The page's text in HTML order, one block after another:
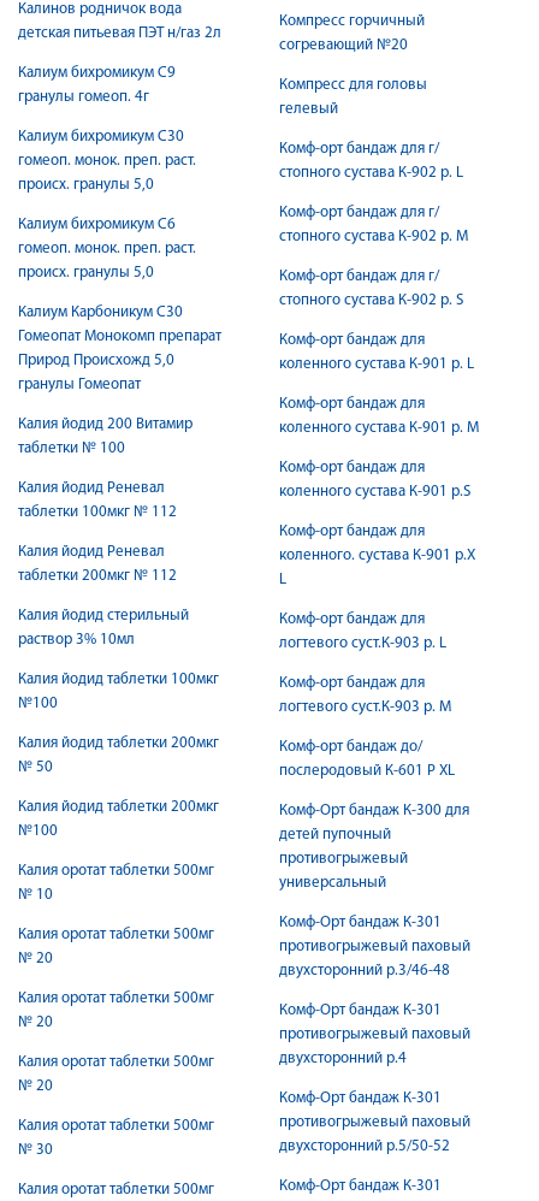
Калинов родничок вода
детская питьевая ПЭТ н/газ 2л
Калиум бихромикум C9
гранулы гомеоп. 4г
Калиум бихромикум С30
гомеоп. монок. преп. раст.
происх. гранулы 5,0
Калиум бихромикум С6
гомеоп. монок. преп. раст.
происх. гранулы 5,0
Калиум Карбоникум С30
Гомеопат Монокомп препарат
Природ Происхожд 5,0
гранулы Гомеопат
Калия йодид 200 Витамир
таблетки № 100
Калия йодид Реневал
таблетки 100мкг № 112
Калия йодид Реневал
таблетки 200мкг № 112
Калия йодид стерильный
раствор 3% 10мл
Калия йодид таблетки 100мкг
№100
Калия йодид таблетки 200мкг
№ 50
Калия йодид таблетки 200мкг
№100
Калия оротат таблетки 500мг
№ 10
Калия оротат таблетки 500мг
№ 20
Калия оротат таблетки 500мг
№ 20
Калия оротат таблетки 500мг
№ 20
Калия оротат таблетки 500мг
№ 30
Калия оротат таблетки 500мг
Компресс горчичный
согревающий №20
Компресс для головы
гелевый
Комф-орт бандаж для г/
стопного сустава К-902 р. L
Комф-орт бандаж для г/
стопного сустава К-902 р. M
Комф-орт бандаж для г/
стопного сустава К-902 р. S
Комф-орт бандаж для
коленного сустава К-901 р. L
Комф-орт бандаж для
коленного сустава К-901 р. M
Комф-орт бандаж для
коленного сустава К-901 р.S
Комф-орт бандаж для
коленного. сустава К-901 р.X
L
Комф-орт бандаж для
логтевого суст.К-903 р. L
Комф-орт бандаж для
логтевого суст.К-903 р. M
Комф-орт бандаж до/
послеродовый К-601 Р XL
Комф-Орт бандаж К-300 для
детей пупочный
противогрыжевый
универсальный
Комф-Орт бандаж К-301
противогрыжевый паховый
двухсторонний р.3/46-48
Комф-Орт бандаж К-301
противогрыжевый паховый
двухсторонний р.4
Комф-Орт бандаж К-301
противогрыжевый паховый
двухсторонний р.5/50-52
Комф-Орт бандаж К-301